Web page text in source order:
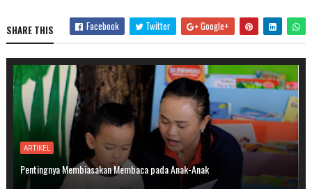
SHARE THIS Facebook Twitter Google+
ARTIKEL
Pentingnya Membiasakan Membaca pada Anak-Anak